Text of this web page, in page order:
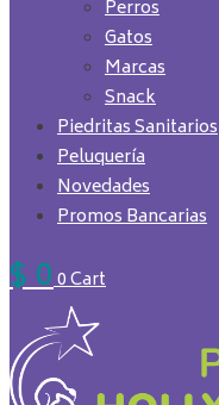
Perros
Gatos
Marcas
Snack
Piedritas Sanitarios
Peluquería
Novedades
Promos Bancarias
$00Cart